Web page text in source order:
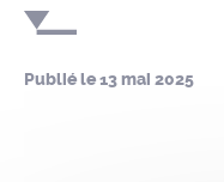
Publié le13 mai 2025